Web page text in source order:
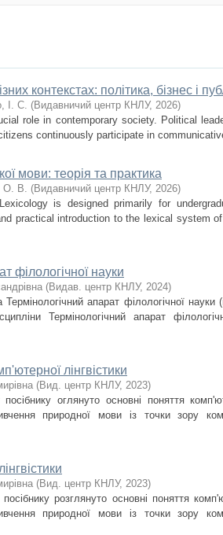
контекстах: політика, бізнес і
І. С. (Видавничий центр КНЛУ, 2026)
role in contemporary society. Political
continuously participate in
мови: теорія та практика
О. В. (Видавничий центр КНЛУ, 2026)
is designed primarily for
practical introduction to the lexical system
філологічної науки
(Видав. центр КНЛУ, 2024)
апарат філологічної науки
Термінологічний апарат
лінгвістики
(Вид. центр КНЛУ, 2023)
оглянуто основні поняття
природної мови із точки зору
(Вид. центр КНЛУ, 2023)
розглянуто основні поняття
природної мови із точки зору